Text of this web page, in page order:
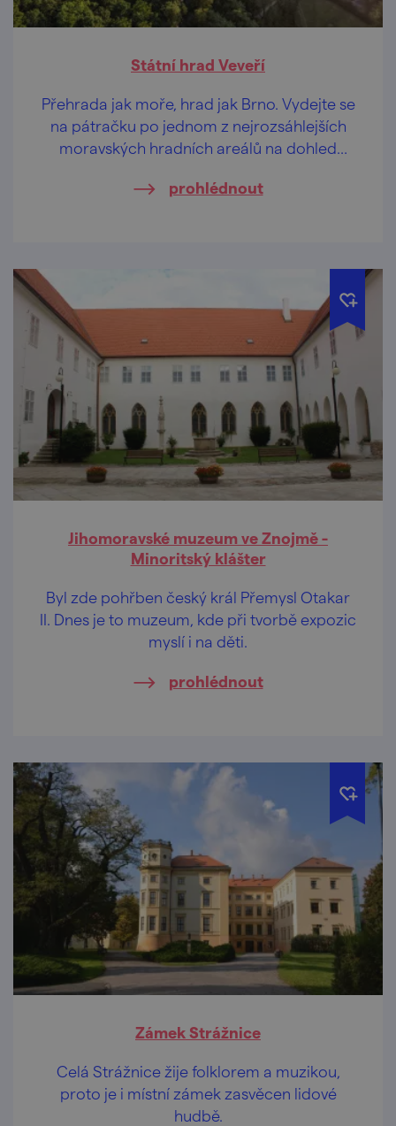
Státní hrad Veveří
Přehrada jak moře, hrad jak Brno. Vydejte se
na pátračku po jednom z nejrozsáhlejších
moravských hradních areálů na dohled
prohlédnout
Jihomoravské muzeum ve Znojmě -
Minoritský klášter
Byl zde pohřben český král Přemysl Otakar
II. Dnes je to muzeum, kde při tvorbě expozic
myslí i na děti.
prohlédnout
Zámek Strážnice
Celá Strážnice žije folklorem a muzikou,
proto je i místní zámek zasvěcen lidové
hudbě.